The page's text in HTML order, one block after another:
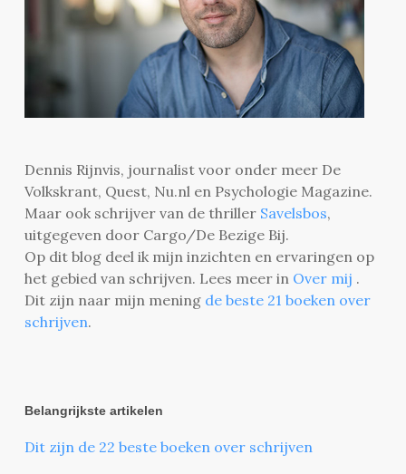
Dennis Rijnvis, journalist voor onder meer De
Volkskrant, Quest, Nu.nl en Psychologie Magazine.
Maar ook schrijver van de thriller Savelsbos,
uitgegeven door Cargo/De Bezige Bij.
Op dit blog deel ik mijn inzichten en ervaringen op
het gebied van schrijven. Lees meer in Over mij .
Dit zijn naar mijn mening de beste 21 boeken over
schrijven.
Belangrijkste artikelen
Dit zijn de 22 beste boeken over schrijven